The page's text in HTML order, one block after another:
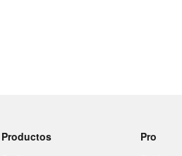
Productos
Pro